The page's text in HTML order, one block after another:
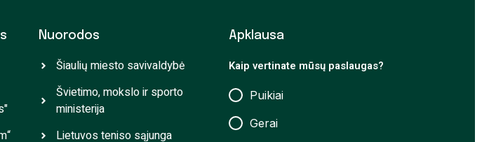
Nuorodos
Šiaulių miesto savivaldybė
Švietimo, mokslo ir sporto
ministerija
Lietuvos teniso sąjunga
Apklausa
Kaip vertinate mūsų paslaugas?
Puikiai
Gerai